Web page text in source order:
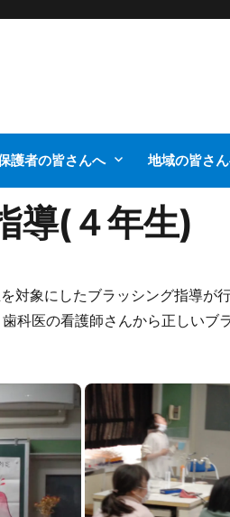
護者の皆さんへ 地域の皆さ
導(４年生)
象にしたブラッシング指導が行
科医の看護師さんから正しいブ